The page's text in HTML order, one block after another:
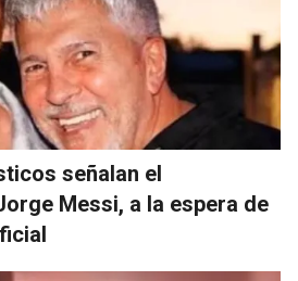
señalan el
Messi, a la espera de